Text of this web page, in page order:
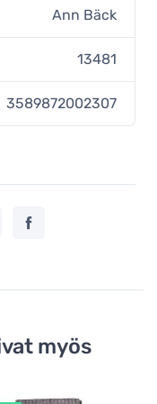
Mustard
Coral Reef
Ann Bäck
13481
3589872002307
myös